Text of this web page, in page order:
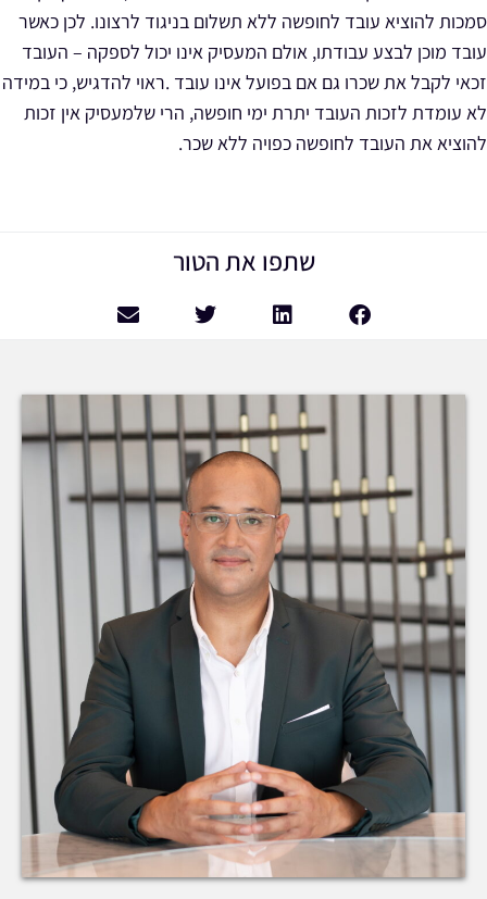
סמכות להוציא עובד לחופשה ללא תשלום בניגוד לרצונו. לכן כאשר
עובד מוכן לבצע עבודתו, אולם המעסיק אינו יכול לספקה – העובד
זכאי לקבל את שכרו גם אם בפועל אינו עובד .ראוי להדגיש, כי במידה
לא עומדת לזכות העובד יתרת ימי חופשה, הרי שלמעסיק אין זכות
להוציא את העובד לחופשה כפויה ללא שכר.
שתפו את הטור